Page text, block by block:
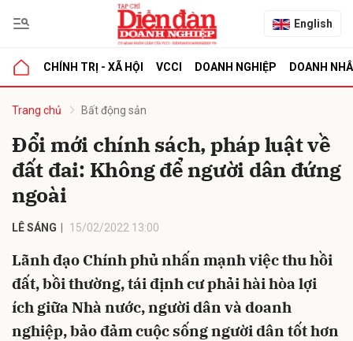
English
CHÍNH TRỊ - XÃ HỘI VCCI DOANH NGHIỆP DOANH
Trang chủ Bất động sản
Đổi mới chính sách, pháp luật về
đất đai: Không để người dân đứng
ngoài
LÊ SÁNG 15/02/2022 13:00
Lãnh đạo Chính phủ nhấn mạnh việc thu hồi
đất, bồi thường, tái định cư phải hài hòa lợi
ích giữa Nhà nước, người dân và doanh
nghiệp, bảo đảm cuộc sống người dân tốt hơn
luận
Hủy